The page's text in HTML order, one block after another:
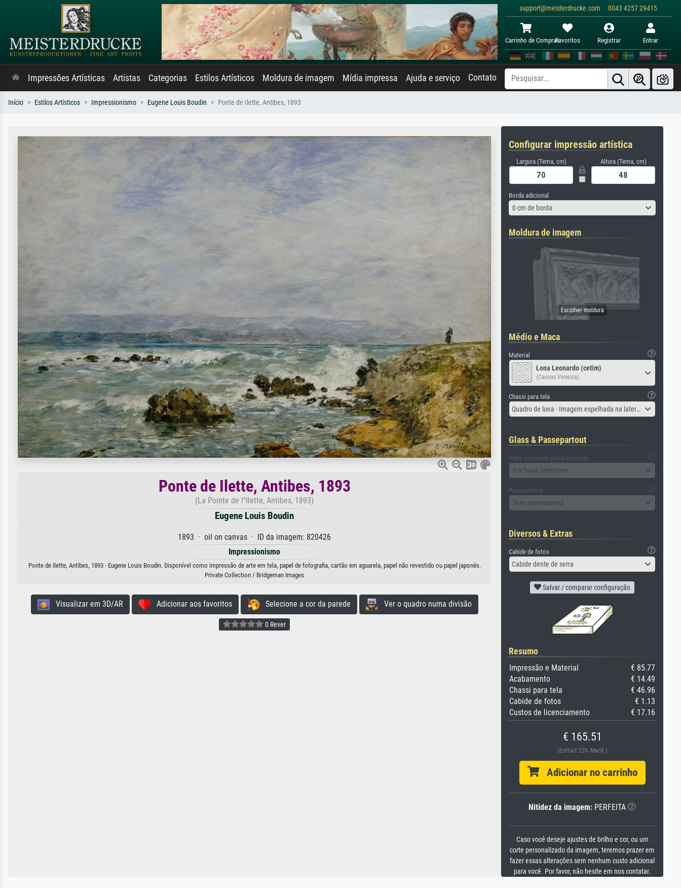
support@meisterdrucke.com · 0043 4257 29415
Carrinho de ComprasFavoritos Registrar Entrar
Impressões Artísticas Artistas Categorias Estilos Artísticos Moldura de imagem Mídia impressa Ajuda e serviço Contato
Início Estilos Artísticos Impressionismo Eugene Louis Boudin Ponte de Ilette, Antibes, 1893
Ponte de Ilette, Antibes, 1893
(La Pointe de l"Ilette, Antibes, 1893)
Eugene Louis Boudin
1893 · oil on canvas · ID da imagem: 820426
Impressionismo
Ponte de Ilette, Antibes, 1893 · Eugene Louis Boudin. Disponível como impressão de arte em tela, papel de fotografia, cartão em aguarela, papel não revestido ou papel japonês.
Private Collection / Bridgeman Images
Visualizar em 3D/AR Adicionar aos favoritos Selecione a cor da parede Ver o quadro numa divisão
0 Rever
Configurar impressão artística
Largura (Tema, cm) Altura (Tema, cm)
Borda adicional
0 cm de borda
Moldura de imagem
Médio e Maca
Material
Lona Leonardo (cetim)
(Canvas Venezia)
Chassi para tela
Quadro de lona - Imagem espelhada na lateral
Glass & Passepartout
Vidro (incluindo placa traseira)
Por favor, selecione
Passepartout
Sem passepartout
Diversos & Extras
Cabide de fotos
Cabide dente de serra
Salvar / comparar configuração
Resumo
Impressão e Material
€ 85.77
Acabamento
€ 14.49
Chassi para tela
€ 46.96
Cabide de fotos
€ 1.13
Custos de licenciamento
€ 17.16
€ 165.51
(Enthält 23% MwSt.)
Adicionar no carrinho
Nitidez da imagem: PERFEITA
Caso você deseje ajustes de brilho e cor, ou um
corte personalizado da imagem, teremos prazer em
fazer essas alterações sem nenhum custo adicional
para você. Por favor, não hesite em nos contatar.